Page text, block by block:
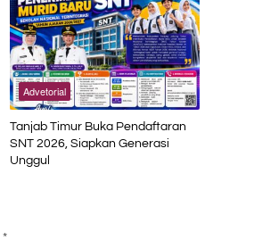
Advetorial
Tanjab Timur Buka Pendaftaran
SNT 2026, Siapkan Generasi
Unggul
*